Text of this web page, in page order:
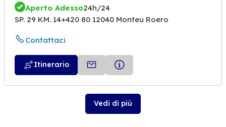
Aperto Adesso24h/24
SP. 29 KM. 14+420 80 12040 Monteu Roero
Contattaci
Itinerario
Vedi di più